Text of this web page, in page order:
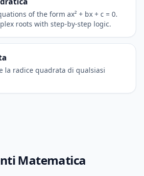
of the form ax² + bx + c = 0.
roots with step-by-step logic.
la radice quadrata di qualsiasi
Matematica